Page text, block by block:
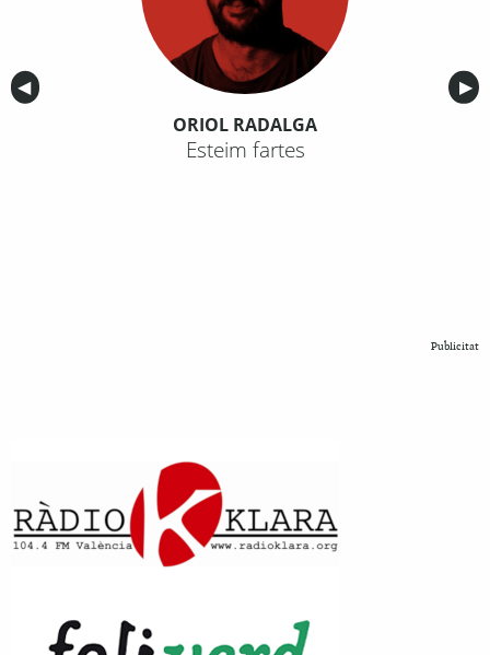
Anterior
◀︎ ▶︎
ORIOL RADALGA
Esteim fartes
Publicitat